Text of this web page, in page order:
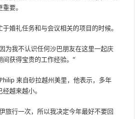
要。
婚礼任务和与会议相关的项目的时候。
为我不认识任何沙巴朋友在这里一起庆
获得宝贵的工作经验。”
来自砂拉越州美里，他表示，多年
越来越小。
旅行一次，所以我决定今年最好不要回